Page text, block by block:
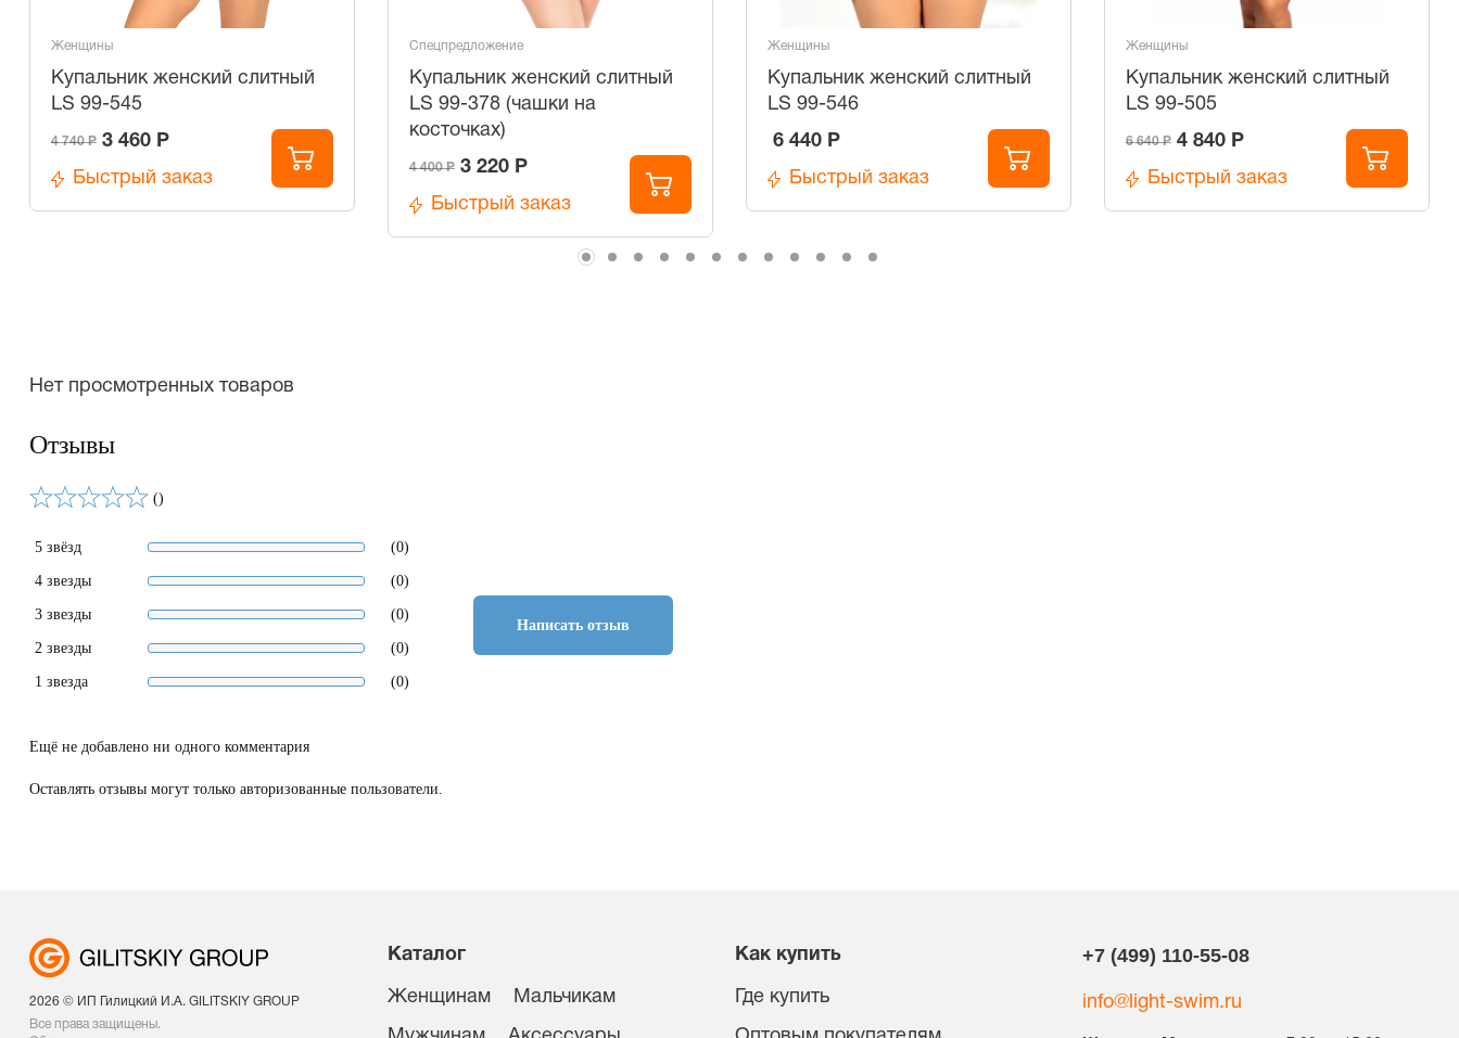
Женщины
Купальник женский слитный
LS 99-545
4 740 Р 3 460 Р
Быстрый заказ
Спецпредложение
Купальник женский слитный
LS 99-378 (чашки на
косточках)
4 400 Р 3 220 Р
Быстрый заказ
Женщины
Купальник женский слитный
LS 99-546
6 440 Р
Быстрый заказ
Женщины
Купальник женский слитный
LS 99-505
6 640 Р 4 840 Р
Быстрый заказ
Нет просмотренных товаров
Отзывы
()
5 звёзд (0)
4 звезды (0)
3 звезды (0)
2 звезды (0)
1 звезда (0)
Написать отзыв
Ещё не добавлено ни одного комментария
Оставлять отзывы могут только авторизованные пользователи.
2026 © ИП Гилицкий И.А. GILITSKIY GROUP
Все права защищены.
Каталог
Женщинам Мальчикам
Как купить
Где купить
+7 (499) 110-55-08
info@light-swim.ru